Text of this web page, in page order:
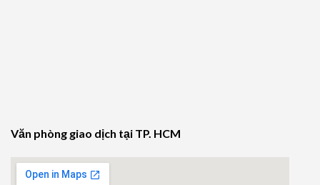
Văn phòng giao dịch tại TP. HCM